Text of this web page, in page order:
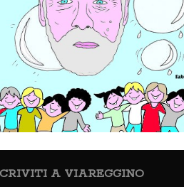
A VIAREGGINO